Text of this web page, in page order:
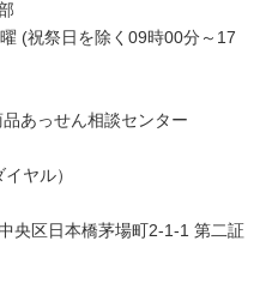
(祝祭日を除く09時00分～17
あっせん相談センター
ヤル）
央区日本橋茅場町2-1-1 第二証